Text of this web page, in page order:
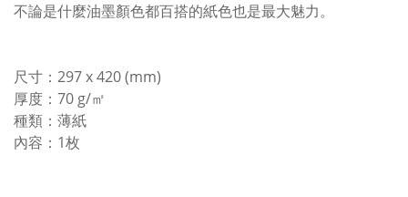
不論是什麼油墨顏色都百搭的紙色也是最大魅力。
尺寸：297 x 420 (mm)
厚度：70 g/㎡
種類：薄紙
內容：1枚